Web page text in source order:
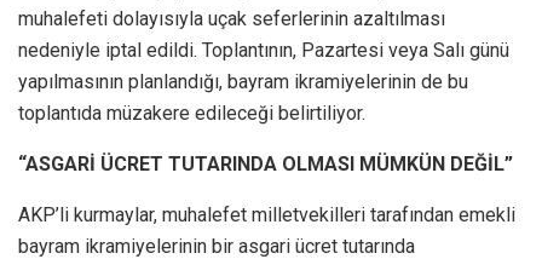
muhalefeti dolayısıyla uçak seferlerinin azaltılması
nedeniyle iptal edildi. Toplantının, Pazartesi veya Salı günü
yapılmasının planlandığı, bayram ikramiyelerinin de bu
toplantıda müzakere edileceği belirtiliyor.
“ASGARİ ÜCRET TUTARINDA OLMASI MÜMKÜN DEĞİL”
AKP’li kurmaylar, muhalefet milletvekilleri tarafından emekli
bayram ikramiyelerinin bir asgari ücret tutarında